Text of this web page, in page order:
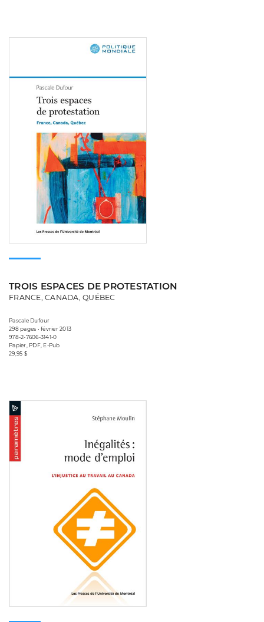
TROIS ESPACES DE PROTESTATION
FRANCE, CANADA, QUÉBEC
Pascale Dufour
298 pages • février 2013
978-2-7606-3141-0
Papier, PDF, E-Pub
29,95 $